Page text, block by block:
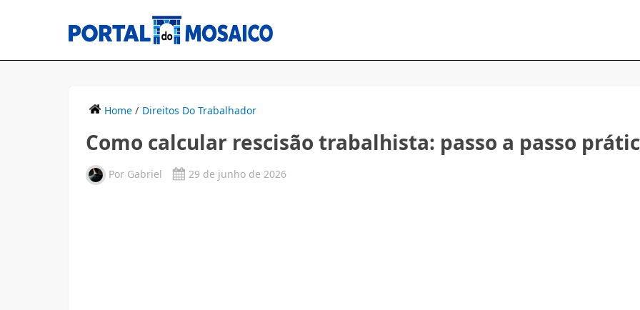
Home / Direitos Do Trabalhador
Como calcular rescisão trabalhista: passo a passo
Por Gabriel 29 de junho de 2026